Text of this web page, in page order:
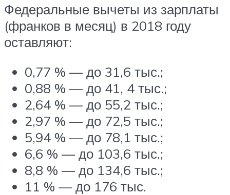
Федеральные вычеты из зарплаты
(франков в месяц) в 2018 году
оставляют:
0,77 % — до 31,6 тыс.;
0,88 % — до 41, 4 тыс.;
2,64 % — до 55,2 тыс.;
2,97 % — до 72,5 тыс.;
5,94 % — до 78,1 тыс.;
6,6 % — до 103,6 тыс.;
8,8 % — до 134,6 тыс.;
11 % — до 176 тыс.